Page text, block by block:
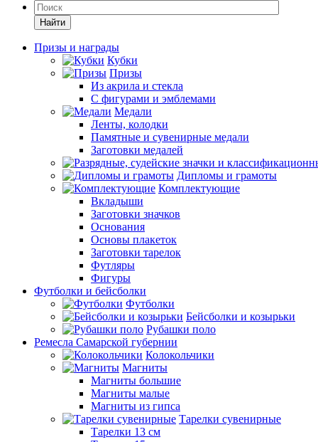
Найти
Призы и награды
Кубки
Призы
Из акрила и стекла
С фигурами и эмблемами
Медали
Ленты, колодки
Памятные и сувенирные медали
Заготовки медалей
Дипломы и грамоты
Комплектующие
Вкладыши
Заготовки значков
Основания
Основы плакеток
Заготовки тарелок
Футляры
Фигуры
Футболки и бейсболки
Футболки
Бейсболки и козырьки
Рубашки поло
Ремесла Самарской губернии
Колокольчики
Магниты
Магниты большие
Магниты малые
Магниты из гипса
Тарелки сувенирные
Тарелки 13 см